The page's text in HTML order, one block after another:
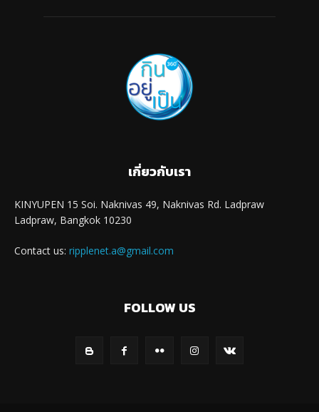
เกี่ยวกับเรา
KINYUPEN 15 Soi. Naknivas 49, Naknivas Rd. Ladpraw
Ladpraw, Bangkok 10230
Contact us: ripplenet.a@gmail.com
FOLLOW US